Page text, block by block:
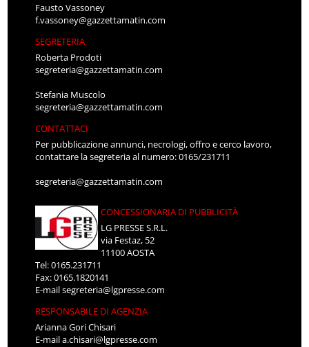
Fausto Vassoney
f.vassoney@gazzettamatin.com
SEGRETERIA
Roberta Prodoti
segreteria@gazzettamatin.com
Stefania Muscolo
segreteria@gazzettamatin.com
CONTATTACI
Per pubblicazione annunci, necrologi, offro e cerco lavoro,
contattare la segreteria al numero: 0165/231711
segreteria@gazzettamatin.com
CONCESSIONARIA DI PUBBLICITÀ
LG PRESSE S.R.L.
via Festaz, 52
11100 AOSTA
Tel: 0165.231711
Fax: 0165.1820141
E-mailsegreteria@lgpresse.com
RESPONSABILE DI AGENZIA
Arianna Gori Chisari
E-maila.chisari@lgpresse.com